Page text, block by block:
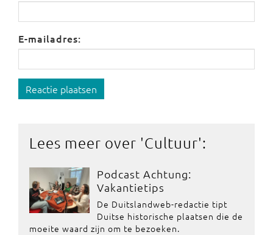
E-mailadres:
Reactie plaatsen
Lees meer over 'Cultuur':
Podcast Achtung:
Vakantietips
De Duitslandweb-redactie tipt
Duitse historische plaatsen die de
moeite waard zijn om te bezoeken.